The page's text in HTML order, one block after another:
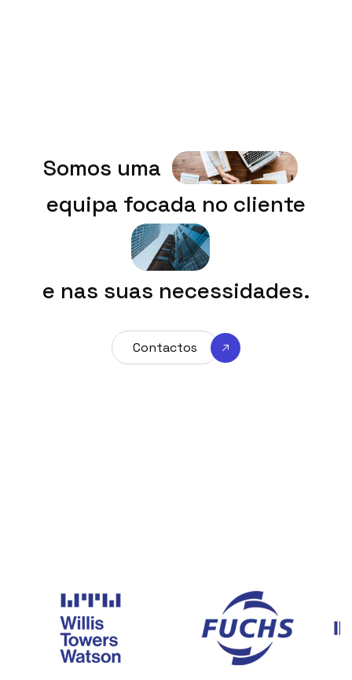
Somos uma
equipa focada no cliente
e nas suas necessidades.
Contactos